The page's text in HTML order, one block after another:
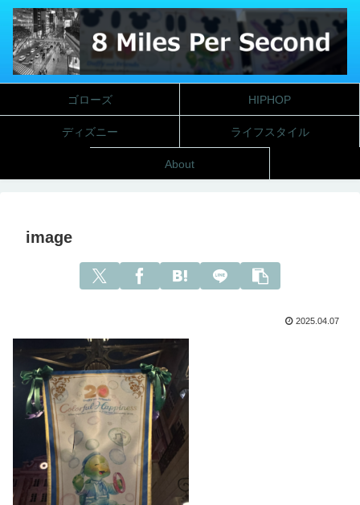
ゴローズ HIPHOP
ディズニー ライフスタイル
About
image
2025.04.07